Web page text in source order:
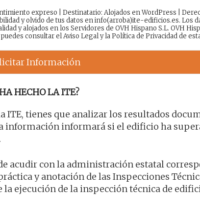
expreso | Destinatario: Alojados en WordPress |
y olvido de tus datos en info(arroba)ite-edificios.es. Los
y alojados en los Servidores de OVH Hispano S.L. OVH
consultar elAviso Legaly laPolítica de Privacidadde
Información
HECHO LA ITE?
tienes que analizar los resultados
información informará si el edificio ha
acudir con la administración estatal
y anotación de las Inspecciones
ejecución de la inspección técnica de